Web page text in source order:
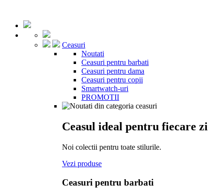
Ceasuri
Noutati
Ceasuri pentru barbati
Ceasuri pentru dama
Ceasuri pentru copii
Smartwatch-uri
PROMOTII
Ceasul ideal pentru fiecare zi
Noi colectii pentru toate stilurile.
Vezi produse
Ceasuri pentru barbati